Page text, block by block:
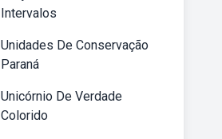
Intervalos
Unidades De Conservação
Paraná
Unicórnio De Verdade
Colorido